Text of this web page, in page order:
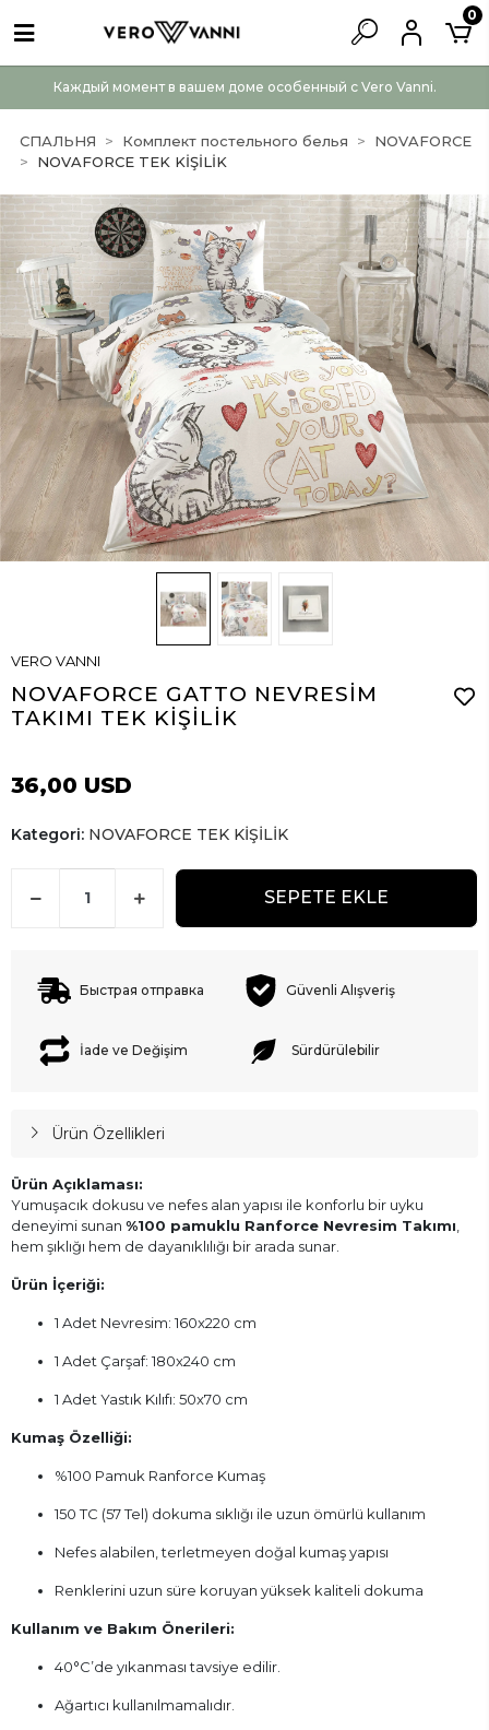
Каждый момент в вашем доме особенный с Vero Vanni.
0
СПАЛЬНЯ Комплект постельного белья
NOVAFORCE
NOVAFORCE TEK KİŞİLİK
VERO VANNI
NOVAFORCE GATTO NEVRESİM
TAKIMI TEK KİŞİLİK
36,00 USD
Kategori: NOVAFORCE TEK KİŞİLİK
SEPETE EKLE
Быстрая отправка Güvenli Alışveriş
İade ve Değişim Sürdürülebilir
Ürün Özellikleri
Ürün Açıklaması:
Yumuşacık dokusu ve nefes alan yapısı ile konforlu bir uyku
deneyimi sunan %100 pamuklu Ranforce Nevresim Takımı
hem şıklığı hem de dayanıklılığı bir arada sunar.
Ürün İçeriği:
1 Adet Nevresim: 160x220 cm
1 Adet Çarşaf: 180x240 cm
1 Adet Yastık Kılıfı: 50x70 cm
Kumaş Özelliği:
%100 Pamuk Ranforce Kumaş
150 TC (57 Tel) dokuma sıklığı ile uzun ömürlü kullanım
Nefes alabilen, terletmeyen doğal kumaş yapısı
Renklerini uzun süre koruyan yüksek kaliteli dokuma
Kullanım ve Bakım Önerileri:
40°C’de yıkanması tavsiye edilir.
Ağartıcı kullanılmamalıdır.